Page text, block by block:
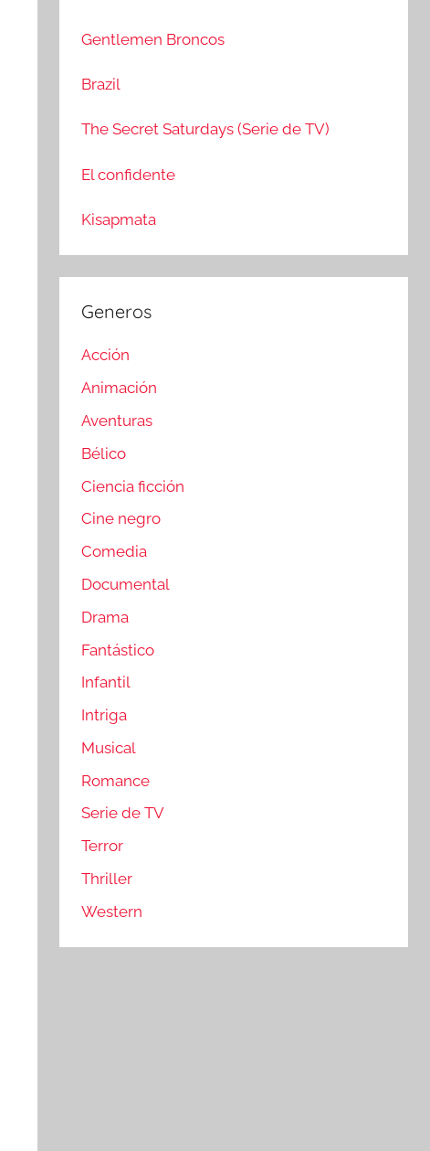
:Gentlemen Broncos
Brazil
The Secret Saturdays (Serie de TV)
El confidente
Kisapmata
Generos
Acción
Animación
Aventuras
Bélico
Ciencia ficción
Cine negro
Comedia
Documental
Drama
Fantástico
Infantil
Intriga
Musical
Romance
Serie de TV
Terror
Thriller
Western